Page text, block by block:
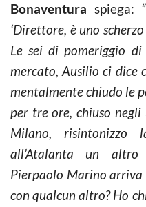
Bonaventura spiega:
‘Direttore, è uno
Le sei di pomeriggio
mercato, Ausilio ci dice
mentalmente chiudo le
per tre ore, chiuso
Milano, risintonizzo
all’Atalanta un
Pierpaolo Marino arriva
con qualcun altro? Ho